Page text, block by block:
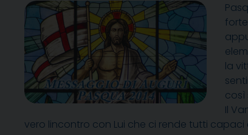
la
così
Il
vero lincontro con Lui che ci rende tutti